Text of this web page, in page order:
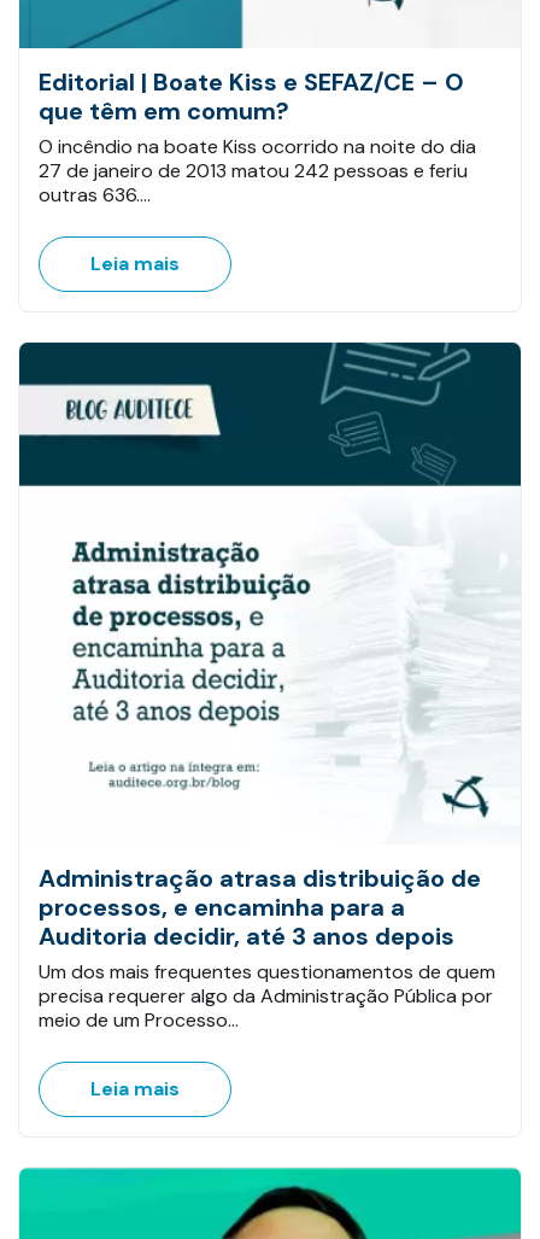
Editorial | Boate Kiss e SEFAZ/CE – O
que têm em comum?
O incêndio na boate Kiss ocorrido na noite do dia
27 de janeiro de 2013 matou 242 pessoas e feriu
outras 636.…
Leia mais
Administração atrasa distribuição de
processos, e encaminha para a
Auditoria decidir, até 3 anos depois
Um dos mais frequentes questionamentos de quem
precisa requerer algo da Administração Pública por
meio de um Processo…
Leia mais